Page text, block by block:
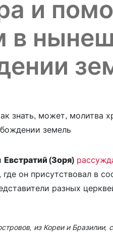
и
в
Евстратий (Зоря)
он присутствовал в
разных
из Кореи и Бразилии,